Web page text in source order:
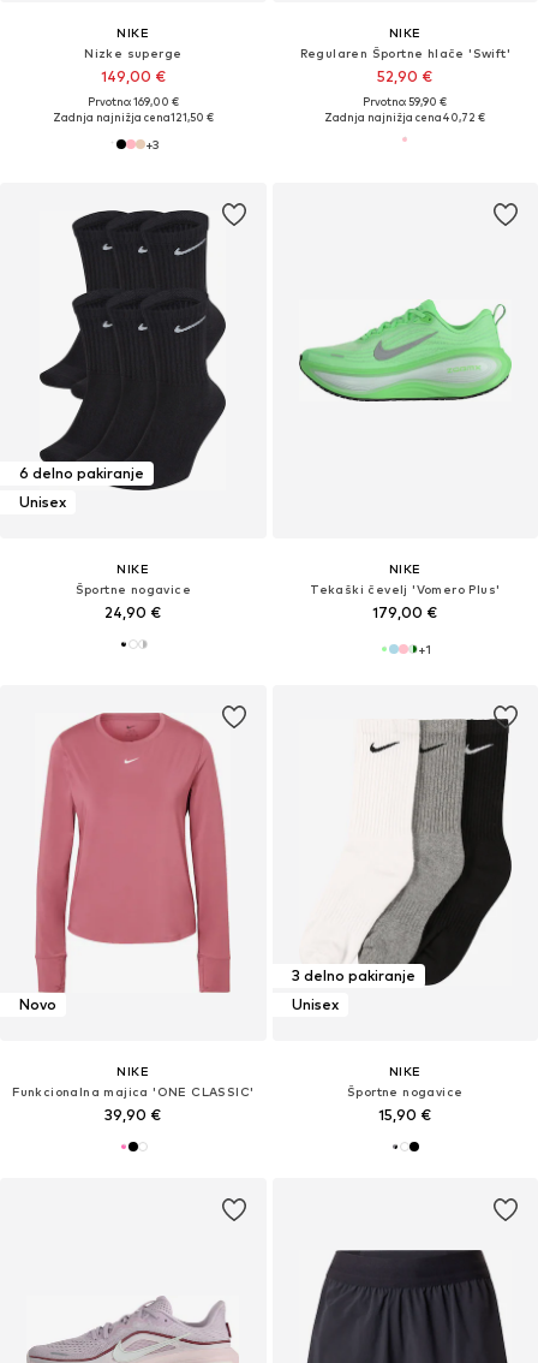
NIKE
Nizke superge
149,00 €
Prvotno: 169,00 €
Zadnja najnižja cena121,50 €
+3
NIKE
Regularen Športne hlače 'Swift'
52,90 €
Prvotno: 59,90 €
Zadnja najnižja cena40,72 €
6 delno pakiranje
Unisex
NIKE
Športne nogavice
24,90 €
NIKE
Tekaški čevelj 'Vomero Plus'
179,00 €
+1
Novo
NIKE
Funkcionalna majica 'ONE CLASSIC'
39,90 €
3 delno pakiranje
Unisex
NIKE
Športne nogavice
15,90 €